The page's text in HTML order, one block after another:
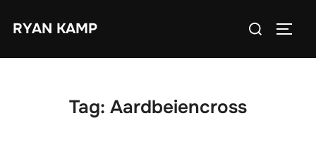
naarRYAN KAMP
Zoek
Tag: Aardbeiencross